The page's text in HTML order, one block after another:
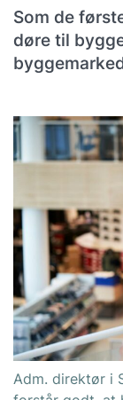
Som de
døre til
Adm. direktør i